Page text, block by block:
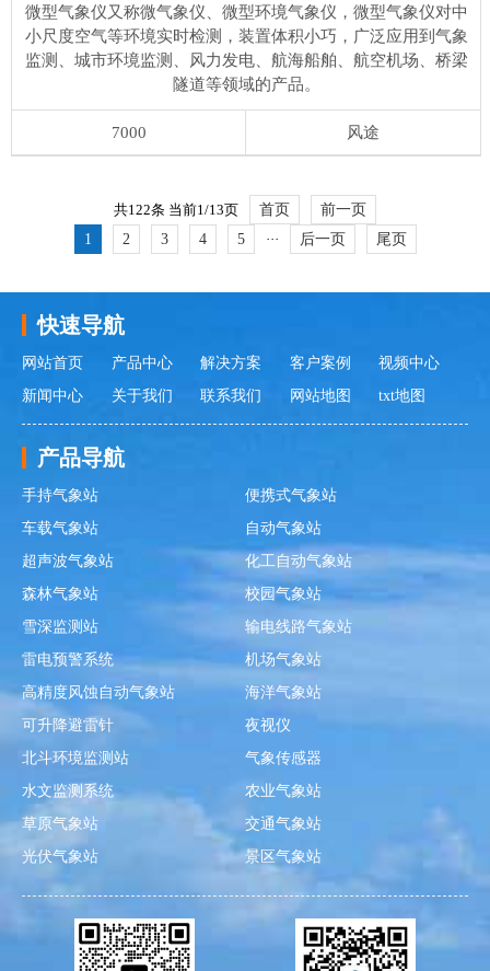
微型气象仪又称微气象仪、微型环境气象仪，微型气象仪对中
小尺度空气等环境实时检测，装置体积小巧，广泛应用到气象
监测、城市环境监测、风力发电、航海船舶、航空机场、桥梁
隧道等领域的产品。
7000 风途
共122条 当前1/13页 首页
前一页
1
2 3 4 5 ··· 后一页 尾页
快速导航
网站首页 产品中心 解决方案 客户案例
视频中心
新闻中心
关于我们 联系我们 网站地图 txt地图
产品导航
手持气象站
便携式气象站
车载气象站
自动气象站
超声波气象站
化工自动气象站
森林气象站
校园气象站
雪深监测站
输电线路气象站
雷电预警系统
机场气象站
高精度风蚀自动气象站
海洋气象站
可升降避雷针
夜视仪
北斗环境监测站
气象传感器
水文监测系统
农业气象站
草原气象站
交通气象站
光伏气象站
景区气象站